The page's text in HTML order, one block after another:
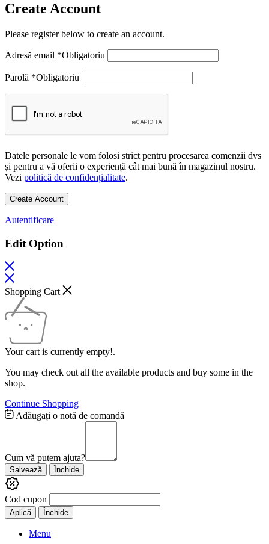
Create Account
Please register below to create an account.
Adresă email *Obligatoriu
Parolă *Obligatoriu
Datele personale le vom folosi strict pentru procesarea comenzii dvs
și pentru a vă oferii o experiență cât mai bună în magazinul nostru.
Vezi politică de confidențialitate.
Create Account
Autentificare
Edit Option
Shopping Cart
Your cart is currently empty!.
You may check out all the available products and buy some in the
shop.
Continue Shopping
Adăugați o notă de comandă
Cum vă putem ajuta?
Salvează Închide
Cod cupon
Aplică Închide
Menu